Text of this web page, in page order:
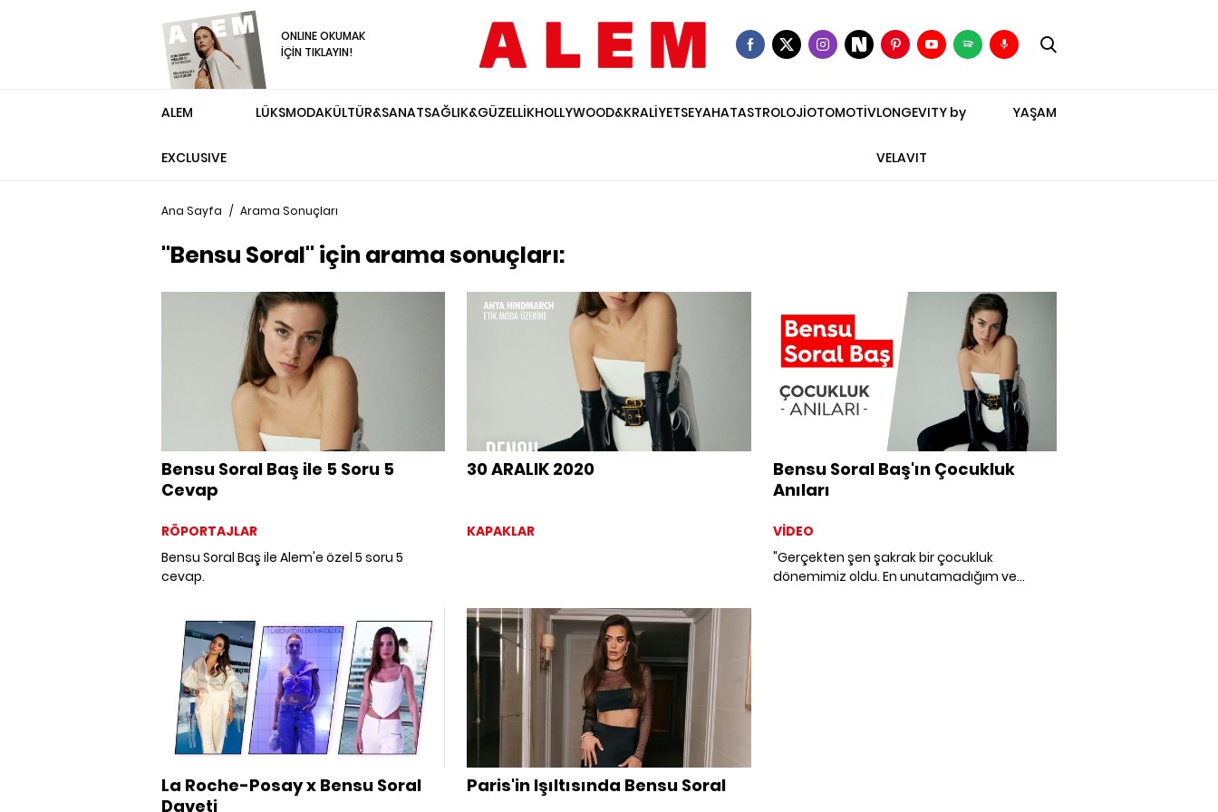
ONLINE OKUMAK
İÇİN TIKLAYIN!
ALEM
EXCLUSIVE
LÜKSMODAKÜLTÜR&SANATSAĞLIK&GÜZELLİKHOLLYWOOD&KRALİYETSEYAHATASTROLOJİOTOMOTİVLONGEVITY by
VELAVIT
YAŞAM
Ana Sayfa / Arama Sonuçları
"Bensu Soral" için arama sonuçları:
Bensu Soral Baş ile 5 Soru 5
Cevap
RÖPORTAJLAR
Bensu Soral Baş ile Alem'e özel 5 soru 5
cevap.
30 ARALIK 2020
KAPAKLAR
Bensu Soral Baş'ın Çocukluk
Anıları
VİDEO
"Gerçekten şen şakrak bir çocukluk
dönemimiz oldu. En unutamadığım ve
La Roche-Posay x Bensu Soral
Daveti
Paris'in Işıltısında Bensu Soral